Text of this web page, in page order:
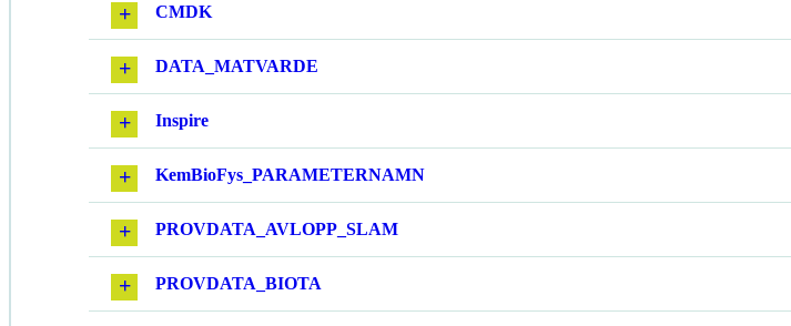
CMDK
DATA_MATVARDE
Inspire
KemBioFys_PARAMETERNAMN
PROVDATA_AVLOPP_SLAM
PROVDATA_BIOTA